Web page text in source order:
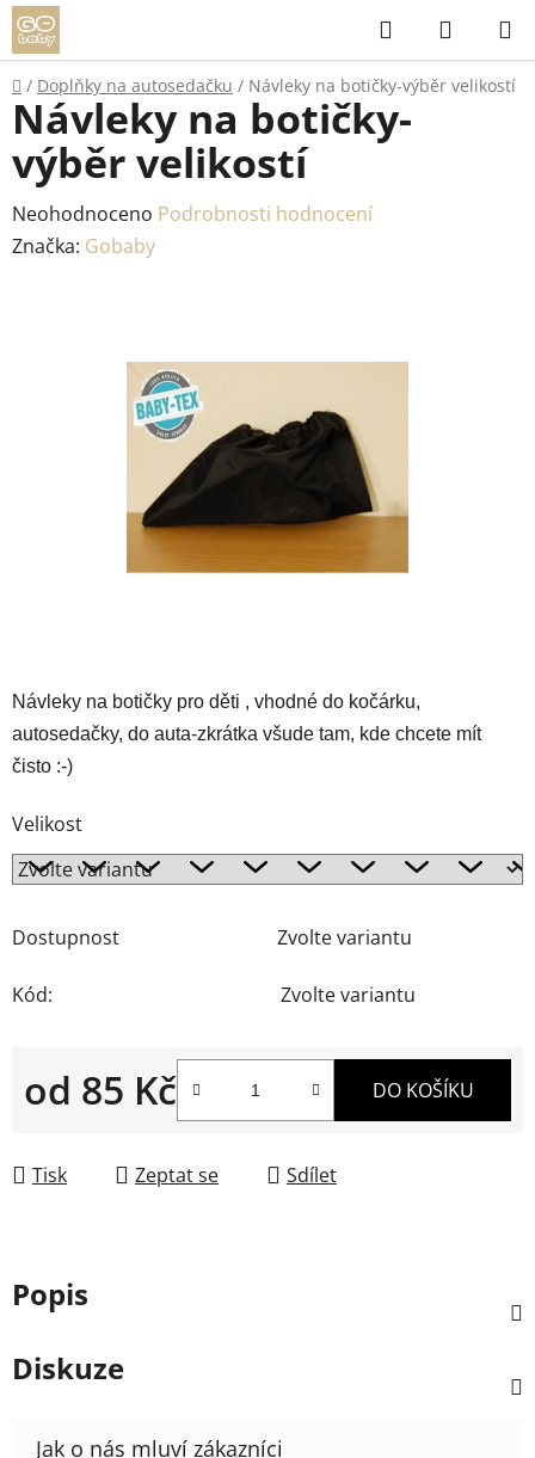
Přejít
na
obsah
Hledat
KOŠÍK
Domů
/ Doplňky na autosedačku / Návleky na botičky-výběr velikostí
Návleky na botičky pro děti , vhodné do kočárku,
autosedačky, do auta-zkrátka všude tam, kde chcete mít
čisto :-)
Velikost
Dostupnost Zvolte variantu
Kód: Zvolte variantu
od 85 Kč DO KOŠÍKU
Tisk Zeptat se Sdílet
Návleky na botičky-
výběr velikostí
Průměrné
hodnocení
Neohodnoceno Podrobnosti hodnocení
Značka: Gobaby
Popis
Diskuze